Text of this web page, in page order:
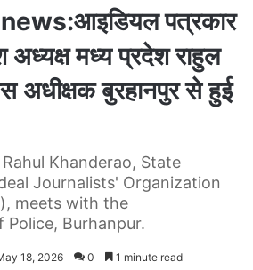
पत्रकार
मध्य प्रदेश राहुल
अधीक्षक बुरहानपुर से हुई
Khanderao, State
Journalists' Organization
meets with the
Burhanpur.
18, 2026 0 1 minute read